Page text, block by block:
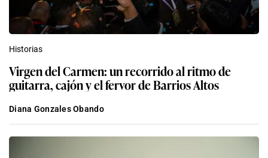
Historias
Virgen del Carmen: un recorrido al ritmo de
guitarra, cajón y el fervor de Barrios Altos
Diana Gonzales Obando